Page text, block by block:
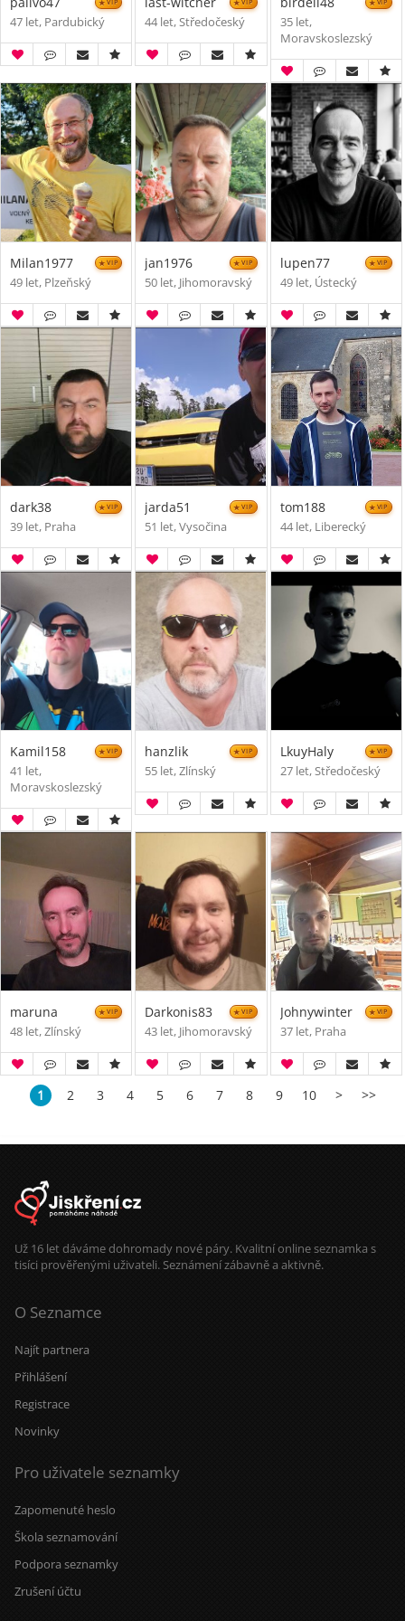
VIP
47 let, Pardubický
VIP
44 let, Středočeský
VIP
35 let,
Moravskoslezský
Milan1977 VIP
49 let, Plzeňský
jan1976 VIP
50 let, Jihomoravský
lupen77 VIP
49 let, Ústecký
dark38 VIP
39 let, Praha
jarda51 VIP
51 let, Vysočina
tom188 VIP
44 let, Liberecký
Kamil158 VIP
41 let,
Moravskoslezský
hanzlik VIP
55 let, Zlínský
LkuyHaly VIP
27 let, Středočeský
maruna VIP
48 let, Zlínský
Darkonis83 VIP
43 let, Jihomoravský
Johnywinter VIP
37 let, Praha
1 2 3 4 5 6 7 8 9 10 > >>
Už 16 let dáváme dohromady nové páry. Kvalitní online seznamka s
tisíci prověřenými uživateli. Seznámení zábavně a aktivně.
O Seznamce
Najít partnera
Přihlášení
Registrace
Novinky
Pro uživatele seznamky
Zapomenuté heslo
Škola seznamování
Podpora seznamky
Zrušení účtu